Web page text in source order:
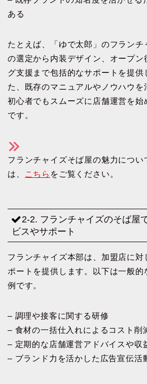
ある
たとえば、「ゆで太郎」のフランチ
の選定から内装デザイン、オープン
グ支援まで包括的なサポートを提供
た、既存のマニュアルやノウハウを
初心者でもスムーズに店舗運営を始
です。
フランチャイズそば屋の魅力につい
は、
こちら をご覧ください。
2-2. フランチャイズのそば屋
ビスやサポート
フランチャイズ本部は、加盟店に対
ポートを提供します。以下は一般的
例です。
– 調理や接客に関する研修
– 食材の一括仕入れによるコスト削
– 定期的な店舗運営アドバイスや収
– ブランド力を活かした広告宣伝活